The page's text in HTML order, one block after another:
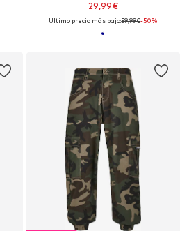
29,99€
Último precio más bajo:59,99€-50%